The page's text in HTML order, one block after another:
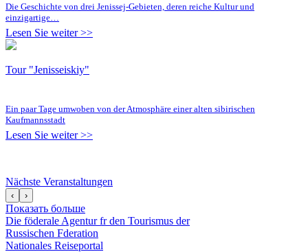
Die Geschichte von drei Jenissej-Gebieten, deren reiche Kultur und
einzigartige…
Lesen Sie weiter >>
Tour "Jenisseiskiy"
Ein paar Tage umwoben von der Atmosphäre einer alten sibirischen
Kaufmannsstadt
Lesen Sie weiter >>
Nächste Veranstaltungen
‹ ›
Показать больше
Die föderale Agentur fr den Tourismus der
Russischen Fderation
Nationales Reiseportal